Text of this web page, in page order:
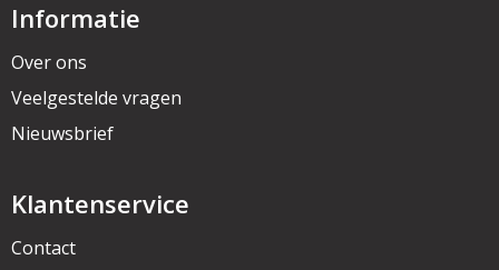
Informatie
Over ons
Veelgestelde vragen
Nieuwsbrief
Klantenservice
Contact